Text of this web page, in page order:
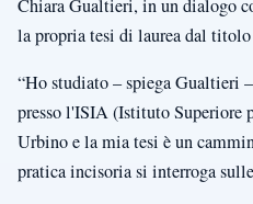
Chiara Gualtieri, in un dialogo
la propria tesi di laurea dal
“Ho studiato – spiega Gualtieri
presso l'ISIA (Istituto Superiore
Urbino e la mia tesi è un
pratica incisoria si interroga